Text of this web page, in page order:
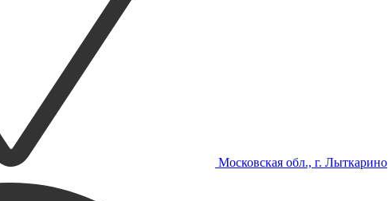
Московская обл., г. Лыткарино